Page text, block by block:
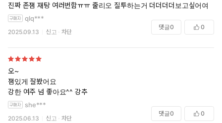
진짜 존잼 재탕 여러번함ㅠㅠ 줄리오 질투하는거 더더더더보고싶어여
qlq***
2025.09.13 신고 차단
댓글0 0
오~
잼있게 잘봤어요
강한 여주 넘 좋아요^^ 강추
she***
2025.06.13 신고 차단
댓글0 0